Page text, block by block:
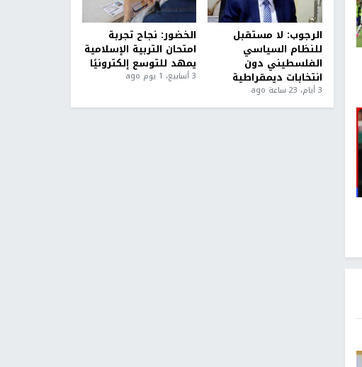
الرجوب: لا مستقبل
للنظام السياسي
الفلسطيني دون
انتخابات ديمقراطية
3 أيام، 23 ساعة ago
الخضور: نجاح تجربة
امتحان التربية الإسلامية
يمهد للتوسع إلكترونيًا
3 أسابيع، 1 يوم ago